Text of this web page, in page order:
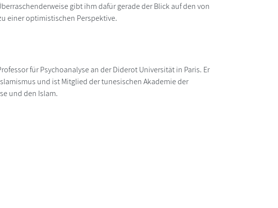
gibt ihm dafür gerade der Blick auf den von
einer optimistischen Perspektive.
für Psychoanalyse an der Diderot Universität in Paris. Er
und ist Mitglied der tunesischen Akademie der
und den Islam.